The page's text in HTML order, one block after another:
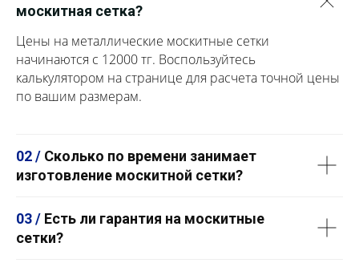
москитная сетка?
Цены на металлические москитные сетки
начинаются с 12000 тг. Воспользуйтесь
калькулятором на странице для расчета точной цены
по вашим размерам.
02 / Сколько по времени занимает
изготовление москитной сетки?
03 / Есть ли гарантия на москитные
сетки?